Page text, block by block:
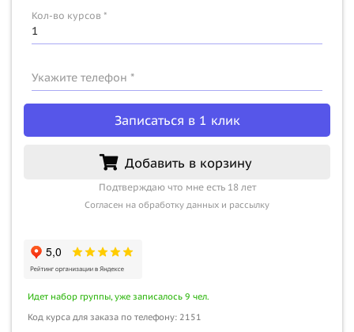
Кол-во курсов *
Укажите телефон *
Записаться в 1 клик
Добавить в корзину
Подтверждаю что мне есть 18 лет
Согласен на обработку данных и рассылку
Идет набор группы, уже записалось 9 чел.
Код курса для заказа по телефону: 2151